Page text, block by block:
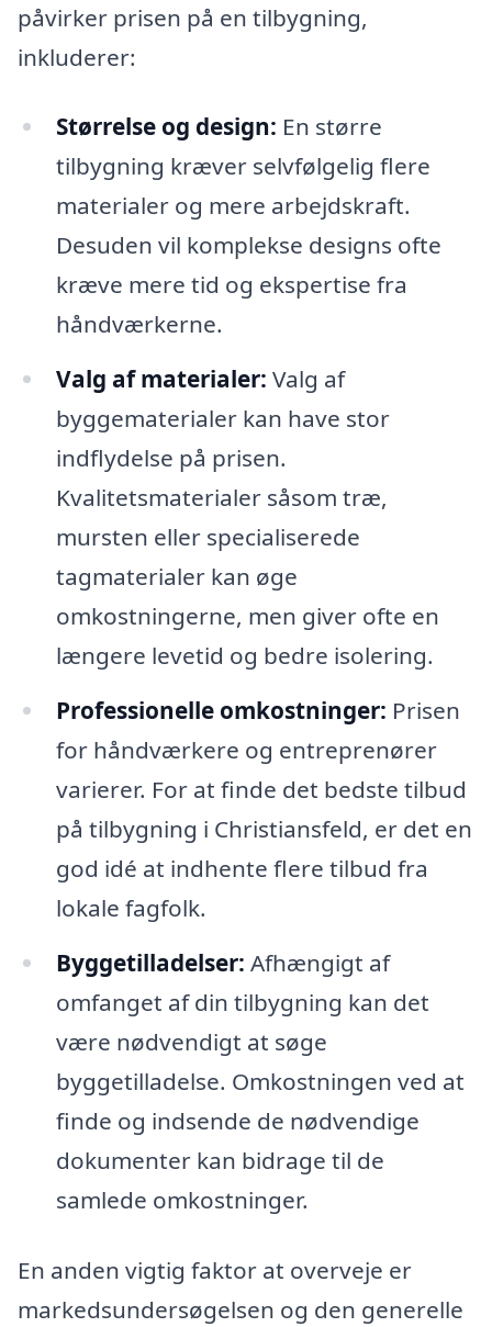
påvirker prisen på en tilbygning,
inkluderer:
Størrelse og design: En større
tilbygning kræver selvfølgelig flere
materialer og mere arbejdskraft.
Desuden vil komplekse designs ofte
kræve mere tid og ekspertise fra
håndværkerne.
Valg af materialer: Valg af
byggematerialer kan have stor
indflydelse på prisen.
Kvalitetsmaterialer såsom træ,
mursten eller specialiserede
tagmaterialer kan øge
omkostningerne, men giver ofte en
længere levetid og bedre isolering.
Professionelle omkostninger: Prisen
for håndværkere og entreprenører
varierer. For at finde det bedste tilbud
på tilbygning i Christiansfeld, er det en
god idé at indhente flere tilbud fra
lokale fagfolk.
Byggetilladelser: Afhængigt af
omfanget af din tilbygning kan det
være nødvendigt at søge
byggetilladelse. Omkostningen ved at
finde og indsende de nødvendige
dokumenter kan bidrage til de
samlede omkostninger.
En anden vigtig faktor at overveje er
markedsundersøgelsen og den generelle